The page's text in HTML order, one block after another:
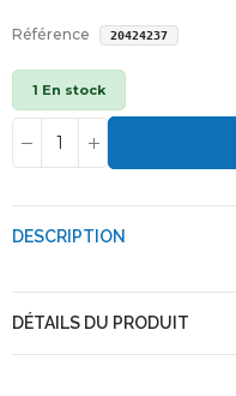
Référence 20424237
1 En stock
DESCRIPTION
DÉTAILS DU PRODUIT